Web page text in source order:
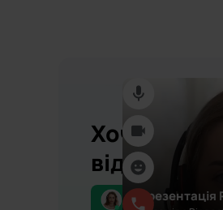
Хочете
від
для вашого
Соломія на